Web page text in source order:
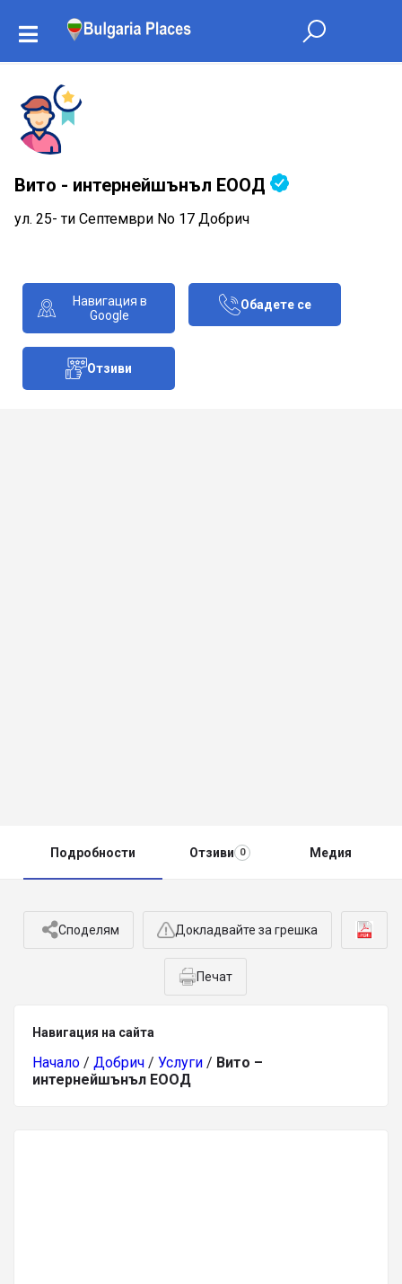
Вито - интернейшънъл ЕООД
ул. 25- ти Септември No 17 Добрич
Навигация в
Google
Обадете се
Отзиви
Подробности Отзиви 0 Медия
Споделям Докладвайте за грешка
Печат
Навигация на сайта
Начало / Добрич / Услуги / Вито –
интернейшънъл ЕООД